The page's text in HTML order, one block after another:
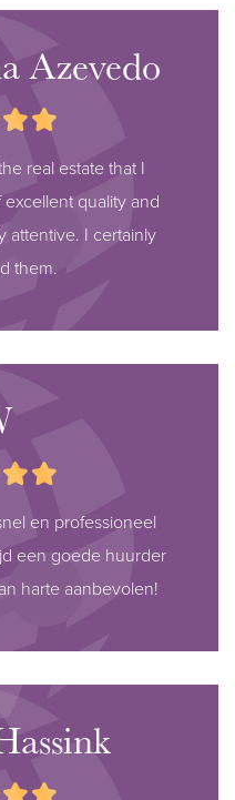
Azevedo
real estate that I
quality and
attentive. I certainly
them.
en professioneel
een goede huurder
harte aanbevolen!